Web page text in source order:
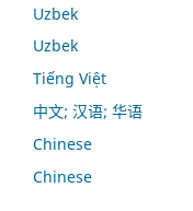
Uzbek
Uzbek
Tiếng Việt
中文; 汉语; 华语
Chinese
Chinese